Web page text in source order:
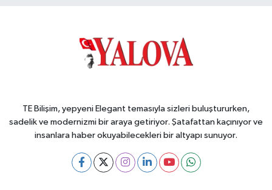
TE Bilişim, yepyeni Elegant temasıyla sizleri buluştururken,
sadelik ve modernizmi bir araya getiriyor. Şatafattan kaçınıyor ve
insanlara haber okuyabilecekleri bir altyapı sunuyor.